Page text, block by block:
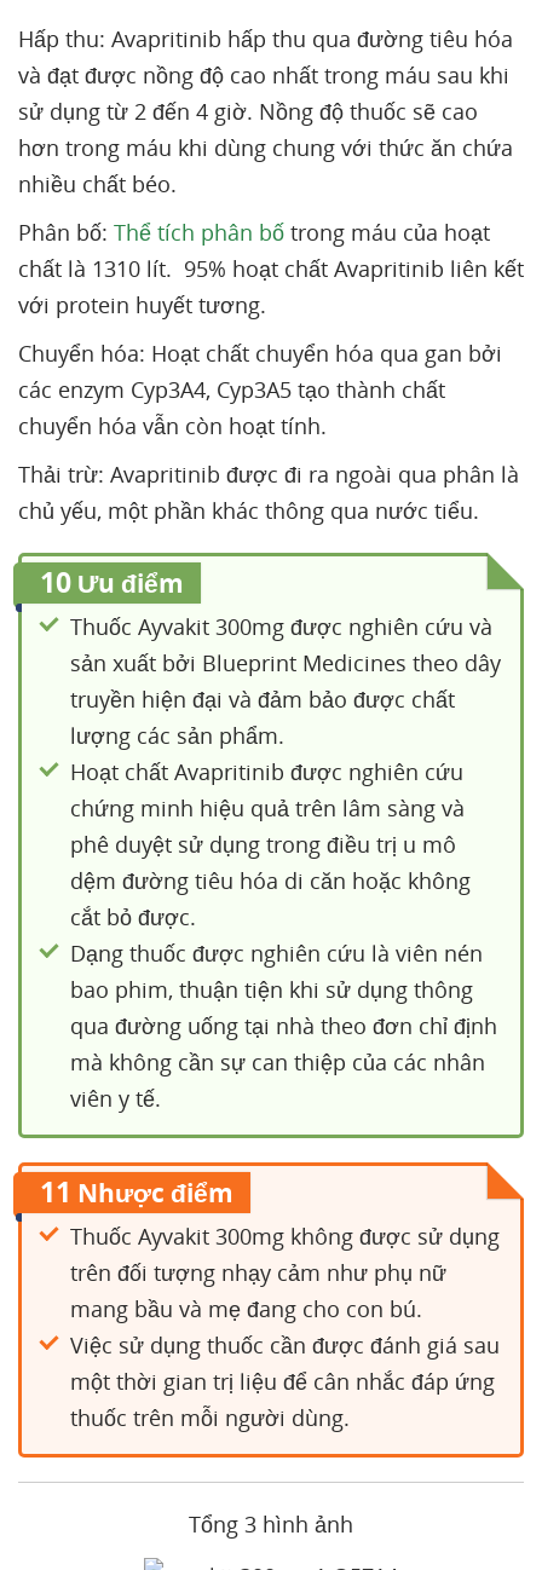
Hấp thu: Avapritinib hấp thu qua đường tiêu hóa
và đạt được nồng độ cao nhất trong máu sau khi
sử dụng từ 2 đến 4 giờ. Nồng độ thuốc sẽ cao
hơn trong máu khi dùng chung với thức ăn chứa
nhiều chất béo.
Phân bố: Thể tích phân bố trong máu của hoạt
chất là 1310 lít. 95% hoạt chất Avapritinib liên kết
với protein huyết tương.
Chuyển hóa: Hoạt chất chuyển hóa qua gan bởi
các enzym Cyp3A4, Cyp3A5 tạo thành chất
chuyển hóa vẫn còn hoạt tính.
Thải trừ: Avapritinib được đi ra ngoài qua phân là
chủ yếu, một phần khác thông qua nước tiểu.
10 Ưu điểm
Thuốc Ayvakit 300mg được nghiên cứu và
sản xuất bởi Blueprint Medicines theo dây
truyền hiện đại và đảm bảo được chất
lượng các sản phẩm.
Hoạt chất Avapritinib được nghiên cứu
chứng minh hiệu quả trên lâm sàng và
phê duyệt sử dụng trong điều trị u mô
dệm đường tiêu hóa di căn hoặc không
cắt bỏ được.
Dạng thuốc được nghiên cứu là viên nén
bao phim, thuận tiện khi sử dụng thông
qua đường uống tại nhà theo đơn chỉ định
mà không cần sự can thiệp của các nhân
viên y tế.
11 Nhược điểm
Thuốc Ayvakit 300mg không được sử dụng
trên đối tượng nhạy cảm như phụ nữ
mang bầu và mẹ đang cho con bú.
Việc sử dụng thuốc cần được đánh giá sau
một thời gian trị liệu để cân nhắc đáp ứng
thuốc trên mỗi người dùng.
Tổng 3 hình ảnh